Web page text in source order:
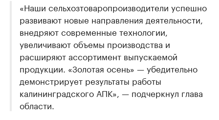
«Наши сельхозтоваропроизводители успешно
развивают новые направления деятельности,
внедряют современные технологии,
увеличивают объемы производства и
расширяют ассортимент выпускаемой
продукции. «Золотая осень» — убедительно
демонстрирует результаты работы
калининградского АПК», — подчеркнул глава
области.